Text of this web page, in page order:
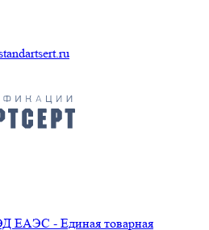
ЕАЭС - Единая товарная